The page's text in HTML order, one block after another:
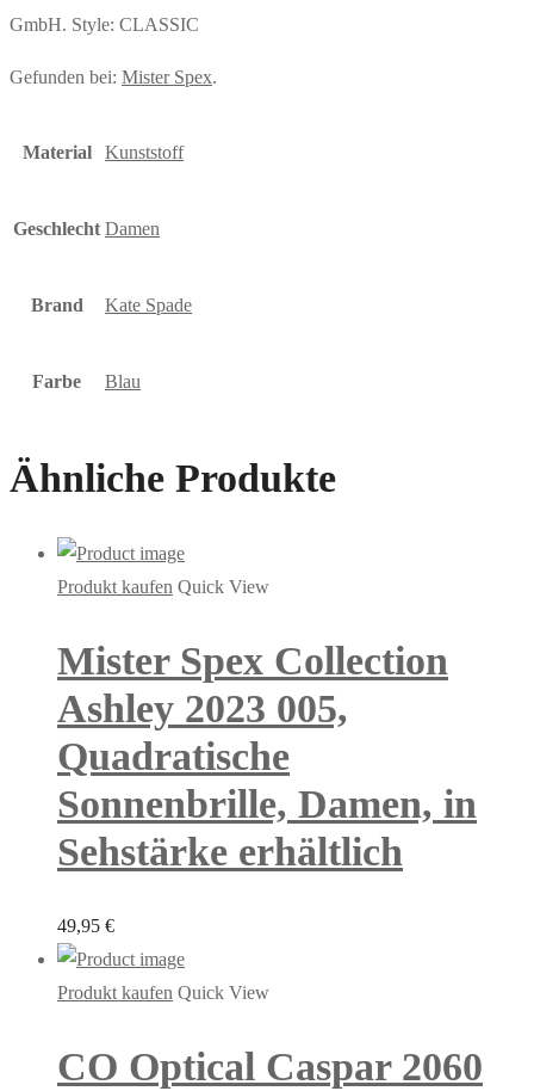
GmbH. Style: CLASSIC
Gefunden bei: Mister Spex.
Material Kunststoff
Geschlecht Damen
Brand Kate Spade
Farbe Blau
Ähnliche Produkte
Produkt kaufen Quick View
Mister Spex Collection
Ashley 2023 005,
Quadratische
Sonnenbrille, Damen, in
Sehstärke erhältlich
49,95 €
Produkt kaufen Quick View
CO Optical Caspar 2060